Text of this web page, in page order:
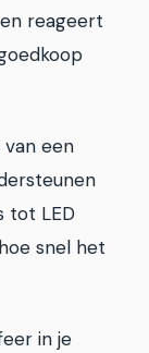
reageert
een
tot LED
snel het
in je